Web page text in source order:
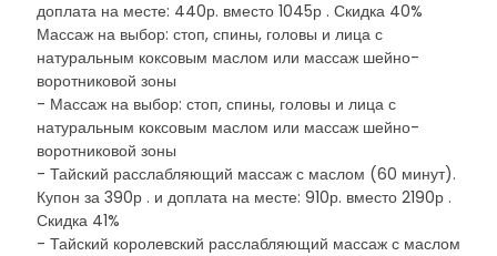
доплата на месте: 440р. вместо 1045р . Скидка 40%
Массаж на выбор: стоп, спины, головы и лица с
натуральным коксовым маслом или массаж шейно-
воротниковой зоны
- Массаж на выбор: стоп, спины, головы и лица с
натуральным коксовым маслом или массаж шейно-
воротниковой зоны
- Тайский расслабляющий массаж с маслом (60 минут).
Купон за 390р . и доплата на месте: 910р. вместо 2190р .
Скидка 41%
- Тайский королевский расслабляющий массаж с маслом